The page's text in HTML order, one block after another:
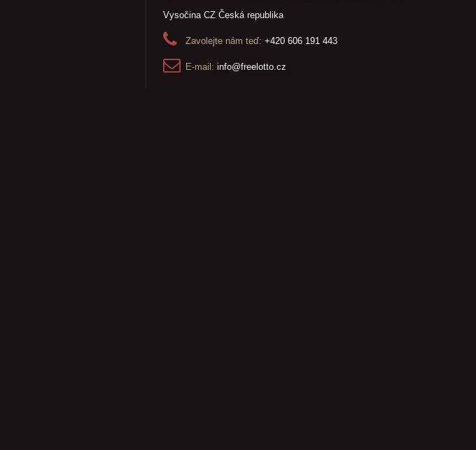
Vysočina CZ Česká republika
Zavolejte nám teď: +420 606 191 443
E-mail: info@freelotto.cz